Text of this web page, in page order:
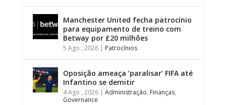
Manchester United fecha patrocínio
para equipamento de treino com
Betway por £20 milhões
5 Ago , 2026| Patrocínios
Oposição ameaça ‘paralisar’ FIFA até
Infantino se demitir
4 Ago , 2026| Administração, Finanças,
Governance